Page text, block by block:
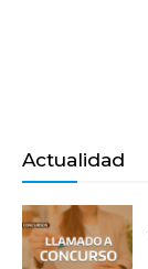
Actualidad